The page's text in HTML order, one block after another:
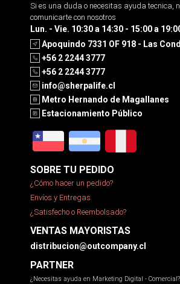
Si es una duda o necesitas ayuda tecnica,
comunicarte con nosotros
Lun. - Vie. 10:30 a 14:30 - 15:00 a
Apoquindo 7331 OF 918 - Las
+56 2 2244 3777
+56 2 2244 3777
info@sherpalife.cl
Metro Hernando de Magallanes
Estacionamiento Público
SOBRE TU PEDIDO
¿Cómo hacer un pedido?
Envíos y Entregas
¿Satisfecho o Reembolsado?
VENTAS MAYORISTAS
distribucion@outcompany.cl
PARTNER
¿Necesitas ayuda en Marketing Digital - Comercial?